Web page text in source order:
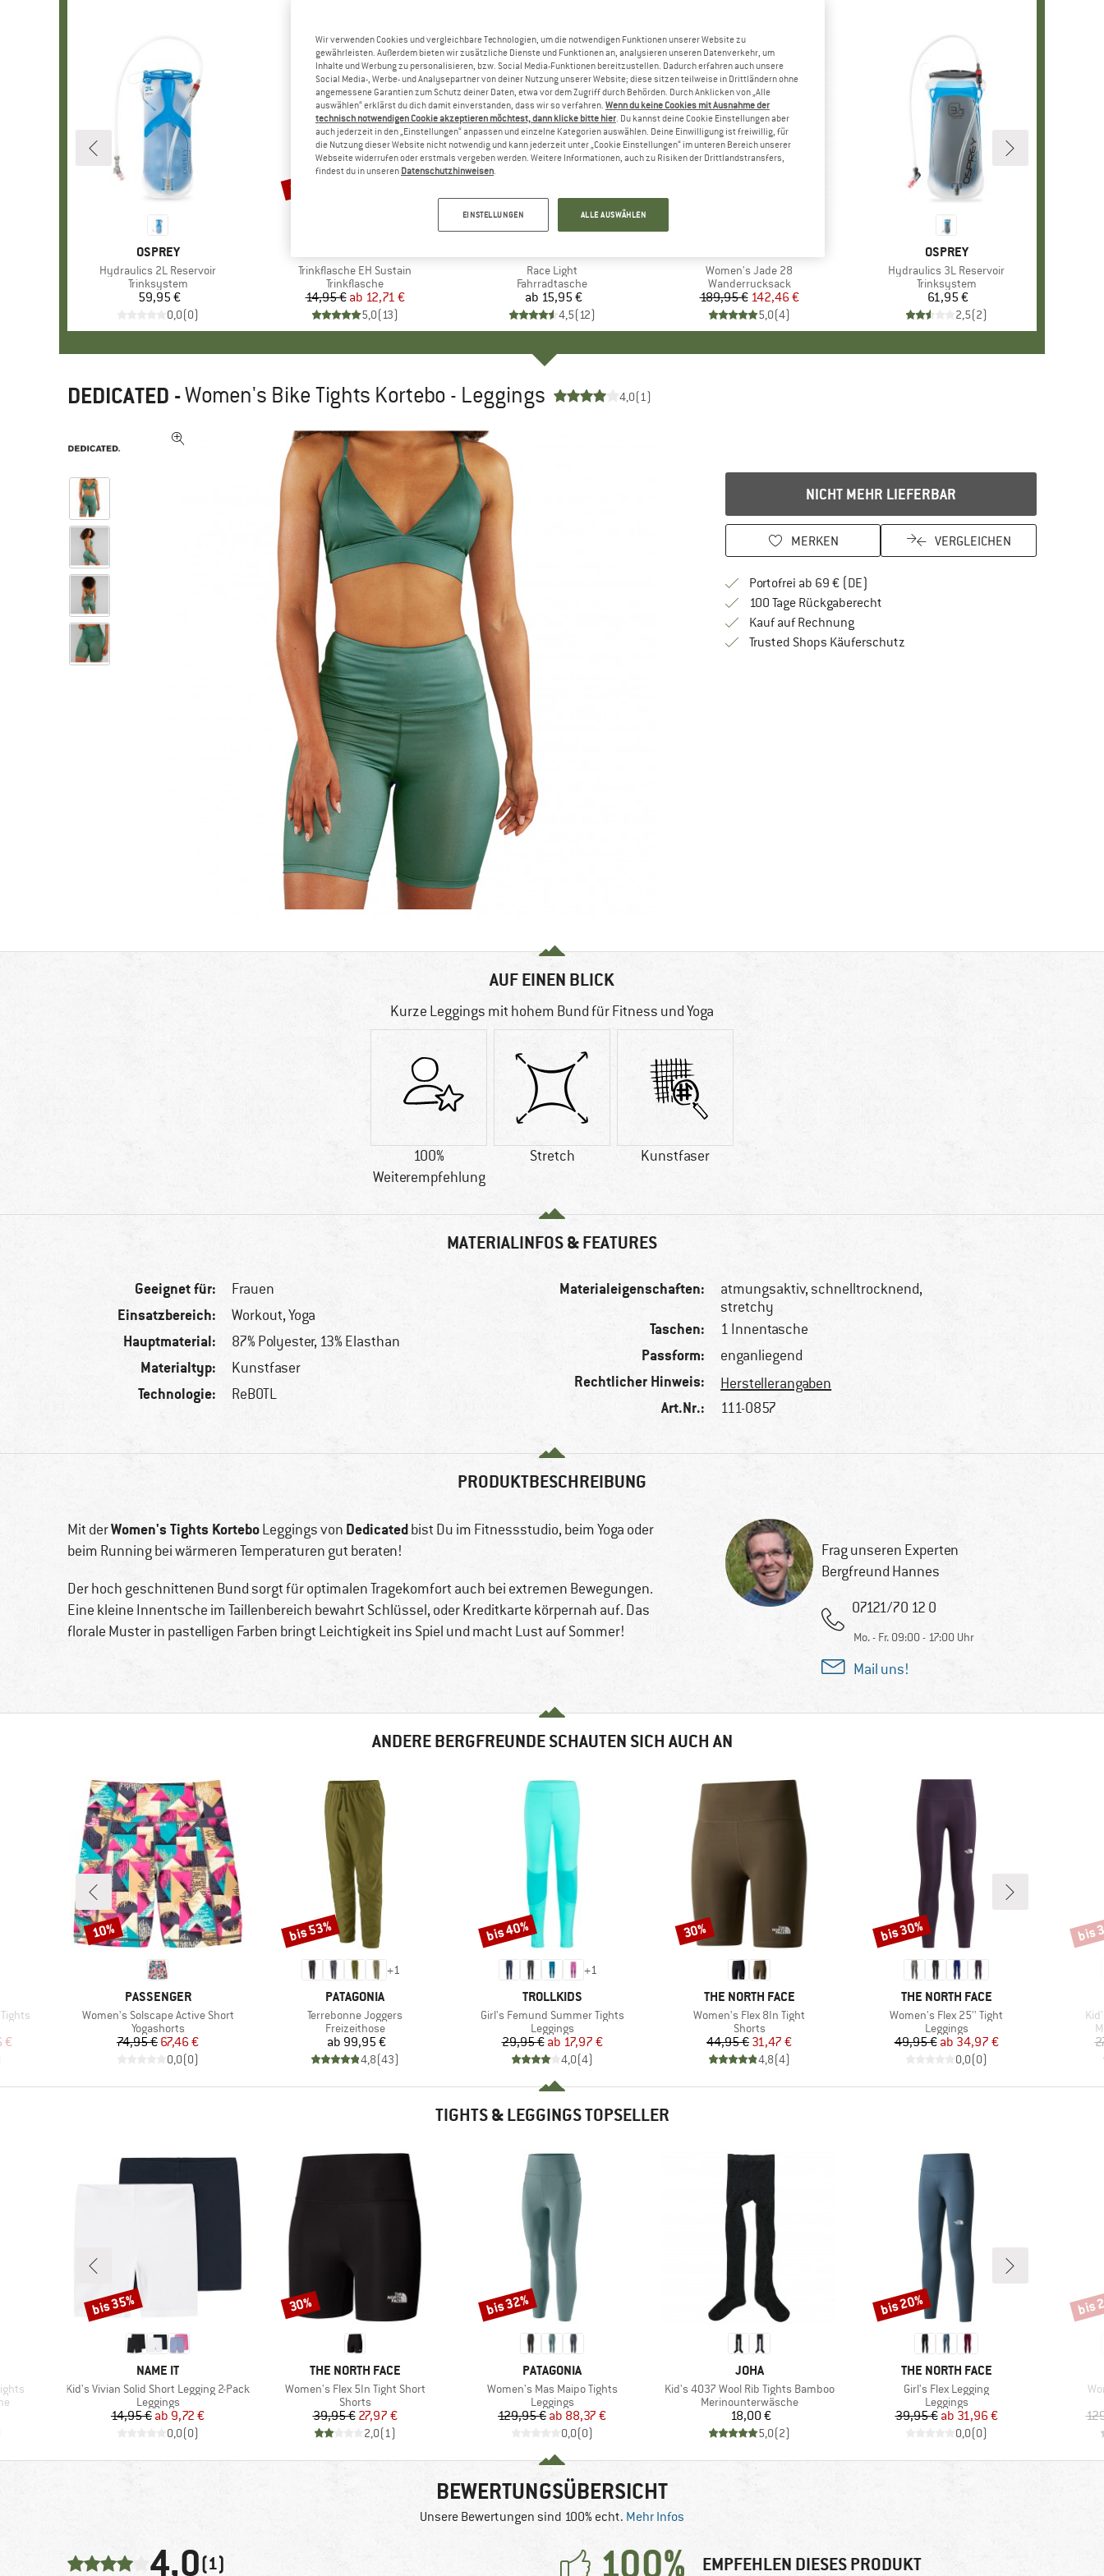
MARKE
OSPREY
Artikel
Hydraulics 2L Reservoir
Produktgruppe
Trinksystem
Preis
59,95 €
0,0(0)
Artikel
Trinkflasche EH Sustain
Produktgruppe
Trinkflasche
Preis
14,95 € reduzierter Preis
ab 12,71 €
5,0(13)
Rabatt
15%
Artikel
Race Light
Produktgruppe
Fahrradtasche
Preis
ab 15,95 €
4,5(12)
Artikel
Women's Jade 28
Produktgruppe
Wanderrucksack
Preis
189,95 € reduzierter Preis
142,46 €
5,0(4)
MARKE
OSPREY
Artikel
Hydraulics 3L Reservoir
Produktgruppe
Trinksystem
Preis
61,95 €
2,5(2)
DEDICATED -Women's Bike Tights Kortebo - Leggings 4,0(1)
NICHT MEHR LIEFERBAR
MERKEN VERGLEICHEN
Portofrei ab 69 € (DE)
100 Tage RückgaberechtGehe hier zu den Rückgabe-Richtlinien
Kauf auf RechnungFinde die Zahlungs-Infos hier! Öffnet sich in
Trusted Shops KäuferschutzFinde alle Infos hier!
AUF EINEN BLICK
Kurze Leggings mit hohem Bund für Fitness und Yoga
100%
Weiterempfehlung
Stretch Kunstfaser
MATERIALINFOS & FEATURES
Geeignet für: Frauen
Einsatzbereich: Workout, Yoga
Hauptmaterial: 87% Polyester, 13% Elasthan
Materialtyp: Kunstfaser
Technologie: ReBOTL
Materialeigenschaften:
atmungsaktiv, schnelltrocknend,
stretchy
Taschen: 1 Innentasche
Passform: enganliegend
Rechtlicher Hinweis: Herstellerangaben
Art.Nr.: 111-0857
PRODUKTBESCHREIBUNG
Mit derWomen's Tights KorteboLeggings von Dedicatedbist Du im Fitnessstudio, beim Yoga oder
beim Running bei wärmeren Temperaturen gut beraten!
Der hoch geschnittenen Bund sorgt für optimalen Tragekomfort auch bei extremen Bewegungen.
Eine kleine Innentsche im Taillenbereich bewahrt Schlüssel, oder Kreditkarte körpernah auf. Das
florale Muster in pastelligen Farben bringt Leichtigkeit ins Spiel und macht Lust auf Sommer!
Frag unseren Experten
Bergfreund Hannes
07121/70 12 0
Mo. - Fr. 09:00 - 17:00 Uhr
Mail uns!
ANDERE BERGFREUNDE SCHAUTEN SICH AUCH AN
Preis
€
MARKE
PASSENGER
Artikel
Women's Solscape Active Short
Produktgruppe
Yogashorts
Preis
74,95 €reduzierter Preis
67,46 €
0,0(0)
Rabatt
10%
+1
MARKE
PATAGONIA
Artikel
Terrebonne Joggers
Produktgruppe
Freizeithose
Preis
ab 99,95 €
4,8(43)
Rabatt
bis 53%
+1
MARKE
TROLLKIDS
Artikel
Girl's Femund Summer Tights
Produktgruppe
Leggings
Preis
29,95 € reduzierter Preis
ab 17,97 €
4,0(4)
Rabatt
bis 40%
MARKE
THE NORTH FACE
Artikel
Women's Flex 8In Tight
Produktgruppe
Shorts
Preis
44,95 €reduzierter Preis
31,47 €
4,8(4)
Rabatt
30%
MARKE
THE NORTH FACE
Artikel
Women's Flex 25'' Tight
Produktgruppe
Leggings
Preis
49,95 € reduzierter Preis
ab 34,97 €
0,0(0)
Rabatt
bis 30% bis
TIGHTS & LEGGINGS TOPSELLER
MARKE
NAME IT
Artikel
Kid's Vivian Solid Short Legging 2-Pack
Produktgruppe
Leggings
Preis
14,95 € reduzierter Preis
ab 9,72 €
0,0(0)
Rabatt
bis 35%
MARKE
THE NORTH FACE
Artikel
Women's Flex 5In Tight Short
Produktgruppe
Shorts
Preis
39,95 €reduzierter Preis
27,97 €
2,0(1)
Rabatt
30%
MARKE
PATAGONIA
Artikel
Women's Mas Maipo Tights
Produktgruppe
Leggings
Preis
129,95 € reduzierter Preis
ab 88,37 €
0,0(0)
Rabatt
bis 32%
MARKE
JOHA
Artikel
Kid's 4037 Wool Rib Tights Bamboo
Produktgruppe
Merinounterwäsche
Preis
18,00 €
5,0(2)
MARKE
THE NORTH FACE
Artikel
Girl's Flex Legging
Produktgruppe
Leggings
Preis
39,95 € reduzierter Preis
ab 31,96 €
0,0(0)
Rabatt
bis 20% bis
BEWERTUNGSÜBERSICHT
Unsere Bewertungen sind 100% echt. Mehr Infos
4,0(1) 100% EMPFEHLEN DIESES PRODUKT
Wir verwenden Cookies und vergleichbare Technologien, um die notwendigen Funktionen unserer Website zu
gewährleisten. Außerdem bieten wir zusätzliche Dienste und Funktionen an, analysieren unseren Datenverkehr, um
Inhalte und Werbung zu personalisieren, bzw. Social Media-Funktionen bereitzustellen. Dadurch erfahren auch unsere
Social Media-, Werbe- und Analysepartner von deiner Nutzung unserer Website; diese sitzen teilweise in Drittländern ohne
angemessene Garantien zum Schutz deiner Daten, etwa vor dem Zugriff durch Behörden. Durch Anklicken von „Alle
auswählen“ erklärst du dich damit einverstanden, dass wir so verfahren. Wenn du keine Cookies mit Ausnahme der
technisch notwendigen Cookie akzeptieren möchtest, dann klicke bitte hier. Du kannst deine Cookie Einstellungen aber
auch jederzeit in den „Einstellungen“ anpassen und einzelne Kategorien auswählen. Deine Einwilligung ist freiwillig, für
die Nutzung dieser Website nicht notwendig und kann jederzeit unter „Cookie Einstellungen“ im unteren Bereich unserer
Webseite widerrufen oder erstmals vergeben werden. Weitere Informationen, auch zu Risiken der Drittlandstransfers,
findest du in unseren Datenschutzhinweisen.
EINSTELLUNGEN ALLE AUSWÄHLEN